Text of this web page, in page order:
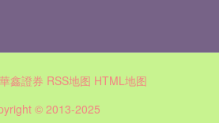
華鑫證券 RSS地图 HTML地图
© 2013-2025